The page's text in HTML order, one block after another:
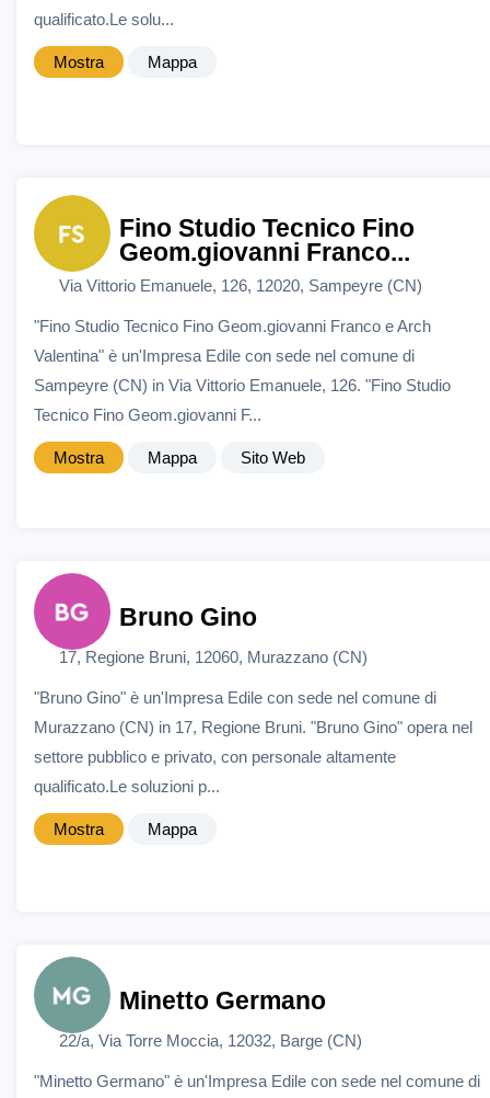
qualificato.Le solu...
Mostra Mappa
Fino Studio Tecnico Fino
Geom.giovanni Franco...
Via Vittorio Emanuele, 126, 12020, Sampeyre (CN)
"Fino Studio Tecnico Fino Geom.giovanni Franco e Arch
Valentina" è un'Impresa Edile con sede nel comune di
Sampeyre (CN) in Via Vittorio Emanuele, 126. "Fino Studio
Tecnico Fino Geom.giovanni F...
Mostra Mappa Sito Web
Bruno Gino
17, Regione Bruni, 12060, Murazzano (CN)
"Bruno Gino" è un'Impresa Edile con sede nel comune di
Murazzano (CN) in 17, Regione Bruni. "Bruno Gino" opera nel
settore pubblico e privato, con personale altamente
qualificato.Le soluzioni p...
Mostra Mappa
Minetto Germano
22/a, Via Torre Moccia, 12032, Barge (CN)
"Minetto Germano" è un'Impresa Edile con sede nel comune di